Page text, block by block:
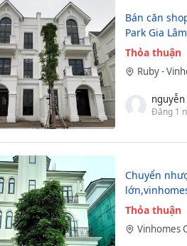
Bán căn
Park Gia
Thỏa thuận
Ruby -
Đăng 1
Chuyển
Thỏa thuận
Vinhomes